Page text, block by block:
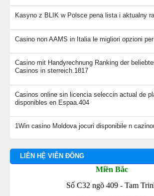
Kasyno z BLIK w Polsce pena lista i aktualny
Casino non AAMS in Italia le migliori opzioni
Casino mit Handyrechnung Ranking der
Casinos in sterreich.1817
Casinos online sin licencia seleccin actual de
disponibles en Espaa.404
1Win casino Moldova jocuri disponibile n
LIÊN HỆ VIỄN ĐÔNG
Miền Bắc
Số C32 ngõ 409 - Tam